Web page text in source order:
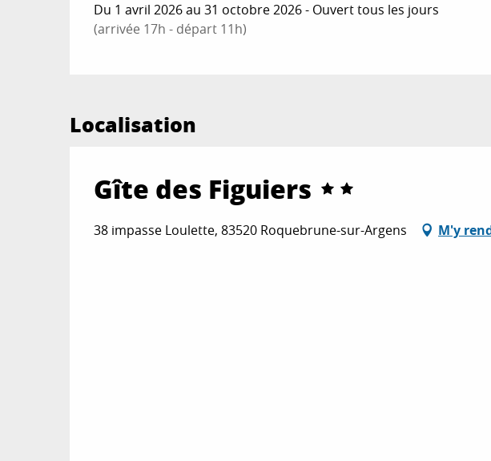
Du 1 avril 2026 au 31 octobre 2026 - Ouvert tous les jours
(arrivée 17h - départ 11h)
Localisation
Gîte des Figuiers
38 impasse Loulette, 83520 Roquebrune-sur-Argens M'y